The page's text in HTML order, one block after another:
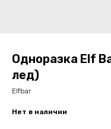
Одноразка Elf
лед)
Elfbar
Нет в наличии